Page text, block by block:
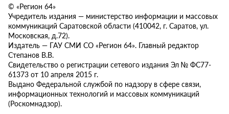
© «Регион 64»
Учредитель издания — министерство информации и массовых
коммуникаций Саратовской области (410042, г. Саратов, ул.
Московская, д.72).
Издатель — ГАУ СМИ СО «Регион 64». Главный редактор
Степанов В.В.
Свидетельство о регистрации сетевого издания Эл № ФС77-
61373 от 10 апреля 2015 г.
Выдано Федеральной службой по надзору в сфере связи,
информационных технологий и массовых коммуникаций
(Роскомнадзор).